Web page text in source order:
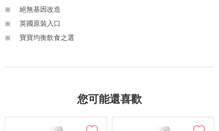
絕無基因改造
英國原裝入口
寶寶均衡飲食之選
您可能還喜歡